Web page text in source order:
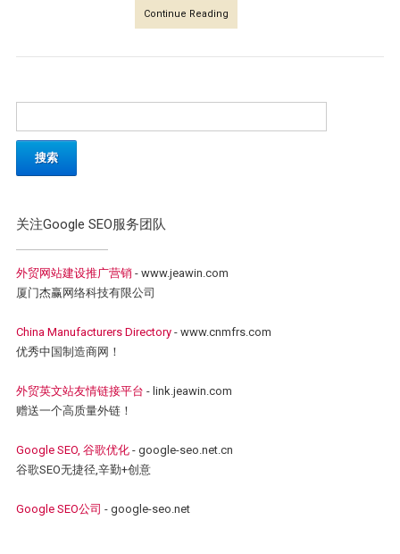
Continue Reading
关注Google SEO服务团队
外贸网站建设推广营销 - www.jeawin.com
厦门杰赢网络科技有限公司
China Manufacturers Directory- www.cnmfrs.com
优秀中国制造商网！
外贸英文站友情链接平台 - link.jeawin.com
赠送一个高质量外链！
Google SEO, 谷歌优化- google-seo.net.cn
谷歌SEO无捷径,辛勤+创意
Google SEO公司 - google-seo.net